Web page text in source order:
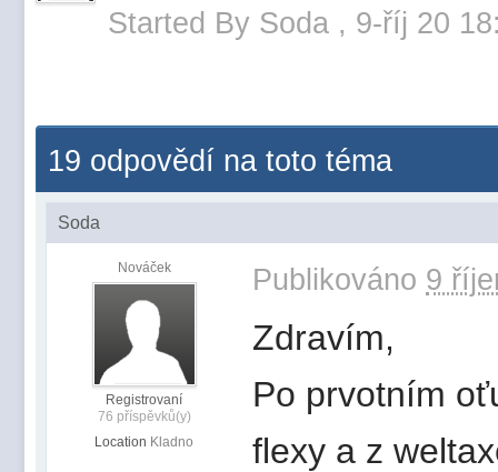
Started By Soda , 9-říj 20
19 odpovědí na toto téma
Soda
Nováček
Registrovaní
76 příspěvků(y)
Location Kladno
Publikováno 9
Zdravím,
Po prvotním
flexy a z